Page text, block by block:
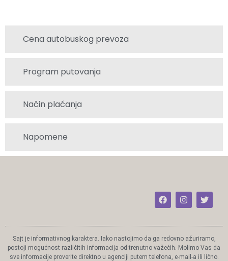
Cena autobuskog prevoza
Program putovanja
Način plaćanja
Napomene
Sajt je informativnog karaktera. Iako nastojimo da ga redovno ažuriramo,
postoji mogućnost različitih informacija od trenutno važećih. Molimo Vas da
sve informacije proverite direktno u agenciji putem telefona, e-mail-a ili lično.